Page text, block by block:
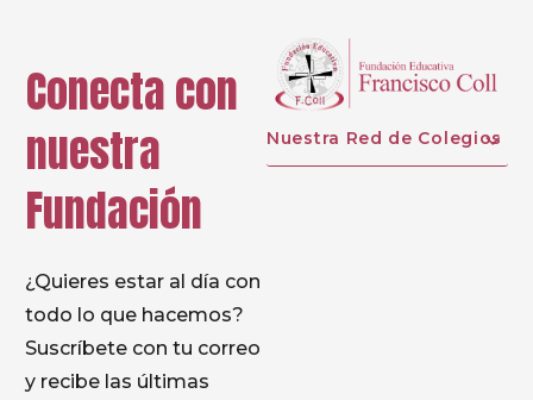
Conecta con
nuestra
Fundación
¿Quieres estar al día con
todo lo que hacemos?
Suscríbete con tu correo
y recibe las últimas
Nuestra Red de Colegios